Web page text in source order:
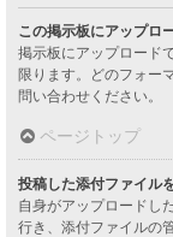
この掲示板にアップロ
掲示板にアップロード
限ります。どのフォー
問い合わせください。
ページトップ
投稿した添付ファイル
自身がアップロードし
行き、添付ファイルの